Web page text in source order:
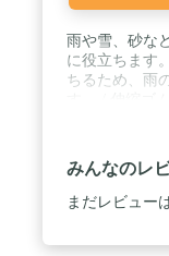
雨や雪、砂な
に役立ちます
ちるため、雨
足にしっかり
の上からマジ
とマジックテ
の侵入を防ぎ
50cm 素材：
みんなのレ
まだレビュー